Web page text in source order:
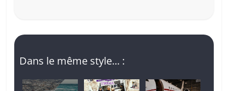
Dans le même style... :